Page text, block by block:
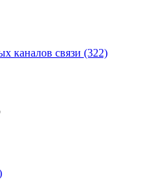
каналов связи (322)